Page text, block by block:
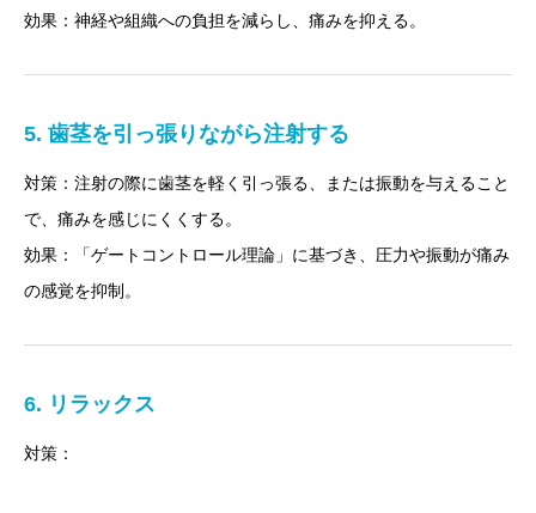
効果：神経や組織への負担を減らし、痛みを抑える。
5. 歯茎を引っ張りながら注射する
対策：注射の際に歯茎を軽く引っ張る、または振動を与えること
で、痛みを感じにくくする。
効果：「ゲートコントロール理論」に基づき、圧力や振動が痛み
の感覚を抑制。
6. リラックス
対策：